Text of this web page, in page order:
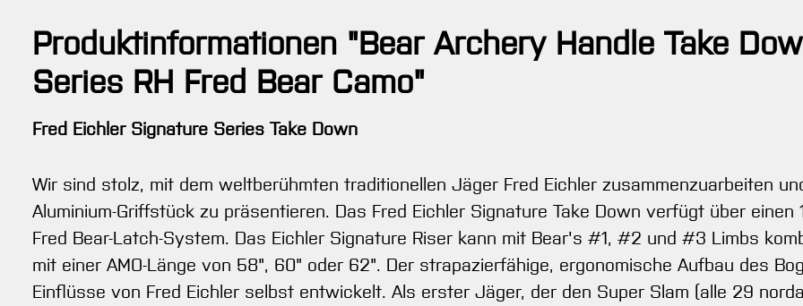
Produktinformationen "Bear Archery Handle Take
Series RH Fred Bear Camo"
Fred Eichler Signature Series Take Down
Wir sind stolz, mit dem weltberühmten traditionellen Jäger Fred Eichler zusammenzuarbeiten
Aluminium-Griffstück zu präsentieren. Das Fred Eichler Signature Take Down verfügt über
Fred Bear-Latch-System. Das Eichler Signature Riser kann mit Bear's #1, #2 und #3 Limbs
mit einer AMO-Länge von 58", 60" oder 62". Der strapazierfähige, ergonomische Aufbau des
Einflüsse von Fred Eichler selbst entwickelt. Als erster Jäger, der den Super Slam (alle 29